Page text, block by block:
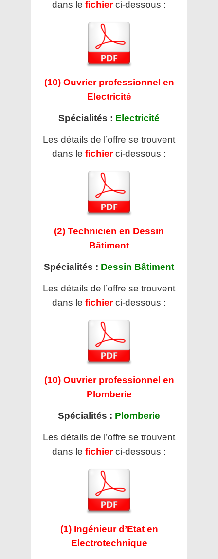
dans le fichier ci-dessous :
(10) Ouvrier professionnel en
Electricité
Spécialités : Electricité
Les détails de l’offre se trouvent
dans le fichier ci-dessous :
(2) Technicien en Dessin
Bâtiment
Spécialités : Dessin Bâtiment
Les détails de l’offre se trouvent
dans le fichier ci-dessous :
(10) Ouvrier professionnel en
Plomberie
Spécialités : Plomberie
Les détails de l’offre se trouvent
dans le fichier ci-dessous :
(1) Ingénieur d’Etat en
Electrotechnique